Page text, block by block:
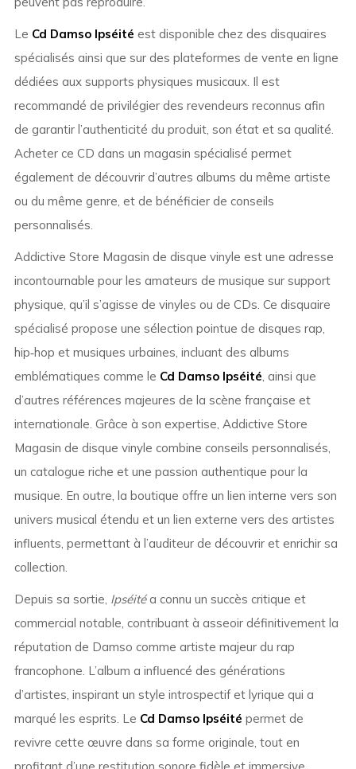
Le Cd Damso Ipséité est disponible chez des disquaires
spécialisés ainsi que sur des plateformes de vente en ligne
dédiées aux supports physiques musicaux. Il est
recommandé de privilégier des revendeurs reconnus afin
de garantir l’authenticité du produit, son état et sa qualité.
Acheter ce CD dans un magasin spécialisé permet
également de découvrir d’autres albums du même artiste
ou du même genre, et de bénéficier de conseils
personnalisés.
Addictive Store Magasin de disque vinyle est une adresse
incontournable pour les amateurs de musique sur support
physique, qu’il s’agisse de vinyles ou de CDs. Ce disquaire
spécialisé propose une sélection pointue de disques rap,
hip‑hop et musiques urbaines, incluant des albums
emblématiques comme le Cd Damso Ipséité, ainsi que
d’autres références majeures de la scène française et
internationale. Grâce à son expertise, Addictive Store
Magasin de disque vinyle combine conseils personnalisés,
un catalogue riche et une passion authentique pour la
musique. En outre, la boutique offre un lien interne vers son
univers musical étendu et un lien externe vers des artistes
influents, permettant à l’auditeur de découvrir et enrichir sa
collection.
Depuis sa sortie, Ipséitéa connu un succès critique et
commercial notable, contribuant à asseoir définitivement la
réputation de Damso comme artiste majeur du rap
francophone. L’album a influencé des générations
d’artistes, inspirant un style introspectif et lyrique qui a
marqué les esprits. Le Cd Damso Ipséité permet de
revivre cette œuvre dans sa forme originale, tout en